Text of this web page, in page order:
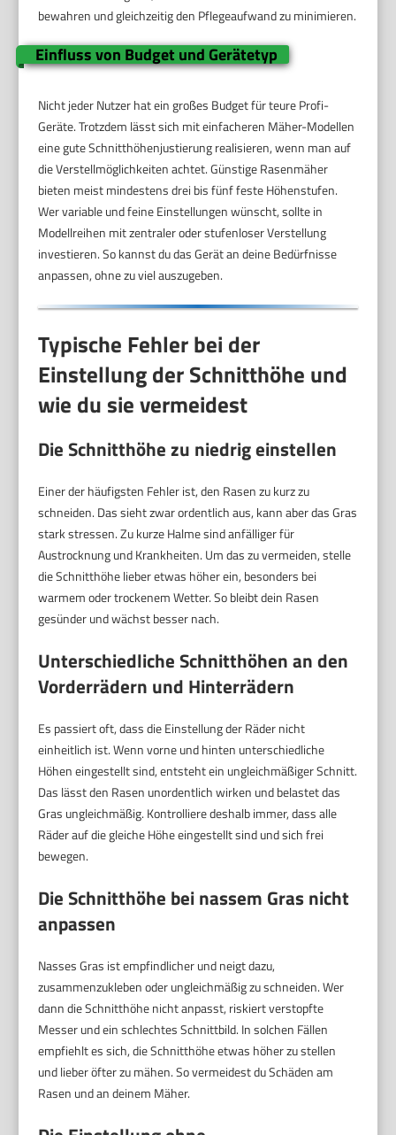
bewahren und gleichzeitig den Pflegeaufwand zu minimieren.
Einfluss von Budget und Gerätetyp
Nicht jeder Nutzer hat ein großes Budget für teure Profi-
Geräte. Trotzdem lässt sich mit einfacheren Mäher-Modellen
eine gute Schnitthöhenjustierung realisieren, wenn man auf
die Verstellmöglichkeiten achtet. Günstige Rasenmäher
bieten meist mindestens drei bis fünf feste Höhenstufen.
Wer variable und feine Einstellungen wünscht, sollte in
Modellreihen mit zentraler oder stufenloser Verstellung
investieren. So kannst du das Gerät an deine Bedürfnisse
anpassen, ohne zu viel auszugeben.
Typische Fehler bei der
Einstellung der Schnitthöhe und
wie du sie vermeidest
Die Schnitthöhe zu niedrig einstellen
Einer der häufigsten Fehler ist, den Rasen zu kurz zu
schneiden. Das sieht zwar ordentlich aus, kann aber das Gras
stark stressen. Zu kurze Halme sind anfälliger für
Austrocknung und Krankheiten. Um das zu vermeiden, stelle
die Schnitthöhe lieber etwas höher ein, besonders bei
warmem oder trockenem Wetter. So bleibt dein Rasen
gesünder und wächst besser nach.
Unterschiedliche Schnitthöhen an den
Vorderrädern und Hinterrädern
Es passiert oft, dass die Einstellung der Räder nicht
einheitlich ist. Wenn vorne und hinten unterschiedliche
Höhen eingestellt sind, entsteht ein ungleichmäßiger Schnitt.
Das lässt den Rasen unordentlich wirken und belastet das
Gras ungleichmäßig. Kontrolliere deshalb immer, dass alle
Räder auf die gleiche Höhe eingestellt sind und sich frei
bewegen.
Die Schnitthöhe bei nassem Gras nicht
anpassen
Nasses Gras ist empfindlicher und neigt dazu,
zusammenzukleben oder ungleichmäßig zu schneiden. Wer
dann die Schnitthöhe nicht anpasst, riskiert verstopfte
Messer und ein schlechtes Schnittbild. In solchen Fällen
empfiehlt es sich, die Schnitthöhe etwas höher zu stellen
und lieber öfter zu mähen. So vermeidest du Schäden am
Rasen und an deinem Mäher.